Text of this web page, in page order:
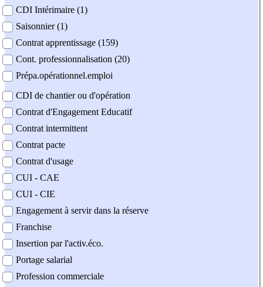
CDI Intérimaire (1)
Saisonnier (1)
Contrat apprentissage (159)
Cont. professionnalisation (20)
Prépa.opérationnel.emploi
CDI de chantier ou d'opération
Contrat d'Engagement Educatif
Contrat intermittent
Contrat pacte
Contrat d'usage
CUI - CAE
CUI - CIE
Engagement à servir dans la réserve
Franchise
Insertion par l'activ.éco.
Portage salarial
Profession commerciale